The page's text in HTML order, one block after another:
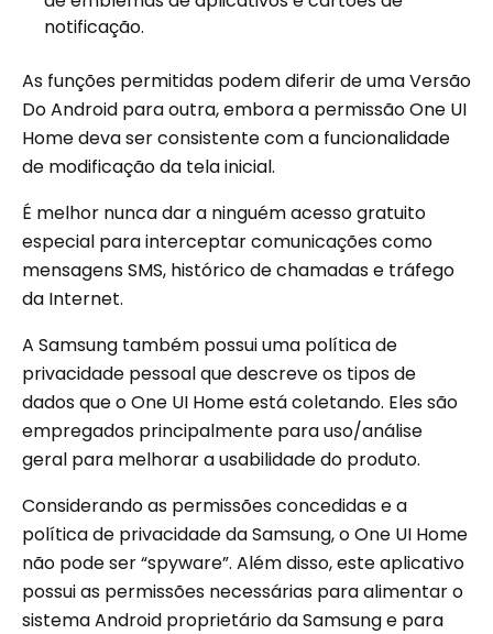
notificação.
As funções permitidas podem diferir de uma Versão
Do Android para outra, embora a permissão One UI
Home deva ser consistente com a funcionalidade
de modificação da tela inicial.
É melhor nunca dar a ninguém acesso gratuito
especial para interceptar comunicações como
mensagens SMS, histórico de chamadas e tráfego
da Internet.
A Samsung também possui uma política de
privacidade pessoal que descreve os tipos de
dados que o One UI Home está coletando. Eles são
empregados principalmente para uso/análise
geral para melhorar a usabilidade do produto.
Considerando as permissões concedidas e a
política de privacidade da Samsung, o One UI Home
não pode ser “spyware”. Além disso, este aplicativo
possui as permissões necessárias para alimentar o
sistema Android proprietário da Samsung e para